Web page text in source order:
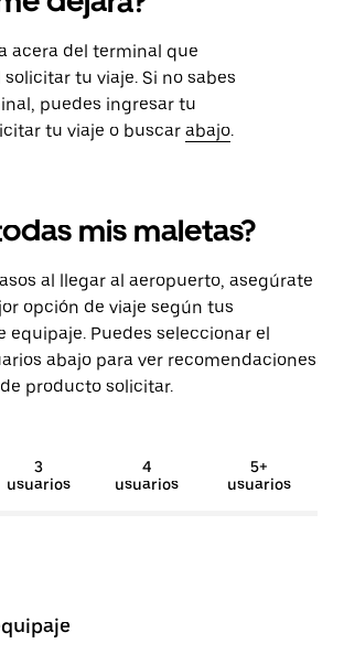
acera del terminal que
tu viaje. Si no sabes
puedes ingresar tu
tu viaje o buscar abajo.
mis maletas?
al llegar al aeropuerto, asegúrate
opción de viaje según tus
equipaje. Puedes seleccionar el
abajo para ver recomendaciones
producto solicitar.
3
usuarios
4
usuarios
5+
usuarios